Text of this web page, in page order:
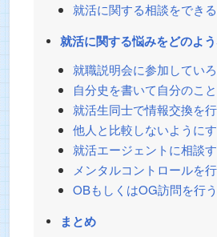
就活に関する相談をでき
就活に関する悩みをどのよ
就職説明会に参加してい
自分史を書いて自分のこ
就活生同士で情報交換を行
他人と比較しないように
就活エージェントに相談
メンタルコントロールを
OBもしくはOG訪問を行う
まとめ